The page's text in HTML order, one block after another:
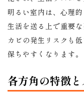
明るい室内は、心理
生活を送る上で重要な
カビの発生リスクも
保ちやすくなります。
各方角の特徴